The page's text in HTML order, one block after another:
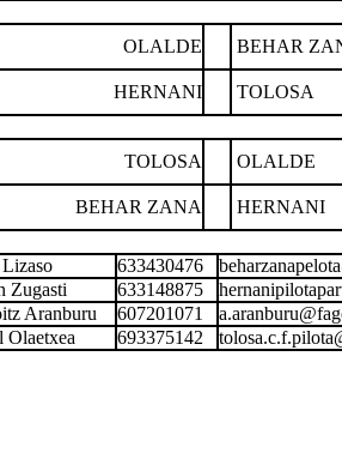
OLALDE
BEHAR
HERNANI
TOLOSA
TOLOSA
OLALDE
BEHAR ZANA HERNANI
633430476
Zugasti 633148875
Aranburu 607201071
Olaetxea 693375142